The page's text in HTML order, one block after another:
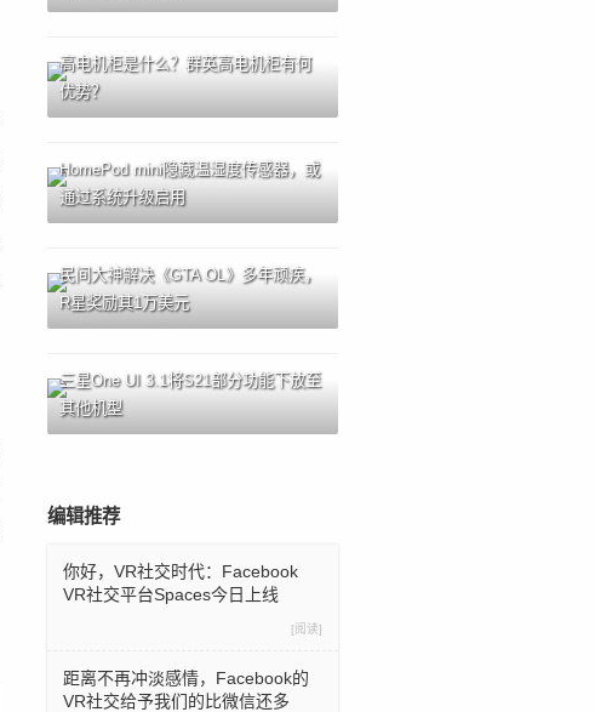
高电机柜是什么？群英高电机柜有何
优势？
HomePod mini隐藏温湿度传感器，或
通过系统升级启用
民间大神解决《GTA OL》多年顽疾，
R星奖励其1万美元
三星One UI 3.1将S21部分功能下放至
其他机型
编辑推荐
你好，VR社交时代：Facebook
VR社交平台Spaces今日上线
[阅读]
距离不再冲淡感情，Facebook的
VR社交给予我们的比微信还多